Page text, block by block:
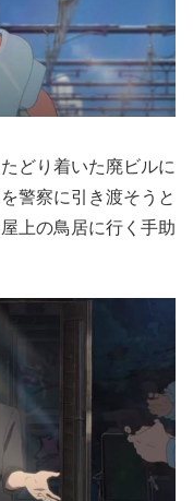
どり着いた廃ビルに
警察に引き渡そうと
上の鳥居に行く手助